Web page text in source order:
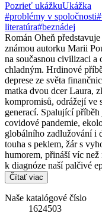
Pozrieť ukážkuUkážka
#problémy v spoločnosti
literatúra#beznádej
Román Oheň
známou autorku Marii
na současnou civilizaci
chladným. Hrdinové
deprese ze světa
matka dvou dcer Laura,
kompromisů, odrážejí ve
generací. Spalující
covidové pandemie,
globálního zadlužování i
touha s peklem, žár s
humorem, přináší víc
k diagnóze naší palčivé
Čítať viac
Naše katalógové číslo
1624503